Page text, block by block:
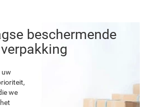
beschermende
verpakking
uw
we